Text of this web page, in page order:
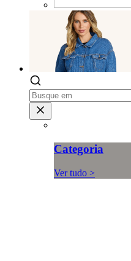
Categoria
Ver tudo >